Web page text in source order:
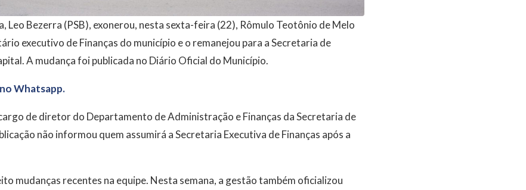
Leo Bezerra (PSB), exonerou, nesta sexta-feira (22), Rômulo Teotônio de Melo
executivo de Finanças do município e o remanejou para a Secretaria de
A mudança foi publicada no Diário Oficial do Município.
Whatsapp.
de diretor do Departamento de Administração e Finanças da Secretaria de
não informou quem assumirá a Secretaria Executiva de Finanças após a
mudanças recentes na equipe. Nesta semana, a gestão também oficializou